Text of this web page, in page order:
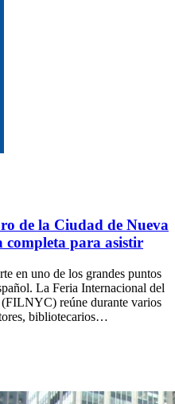
de la Ciudad de Nueva
para asistir
en uno de los grandes puntos
La Feria Internacional del
reúne durante varios
bibliotecarios…